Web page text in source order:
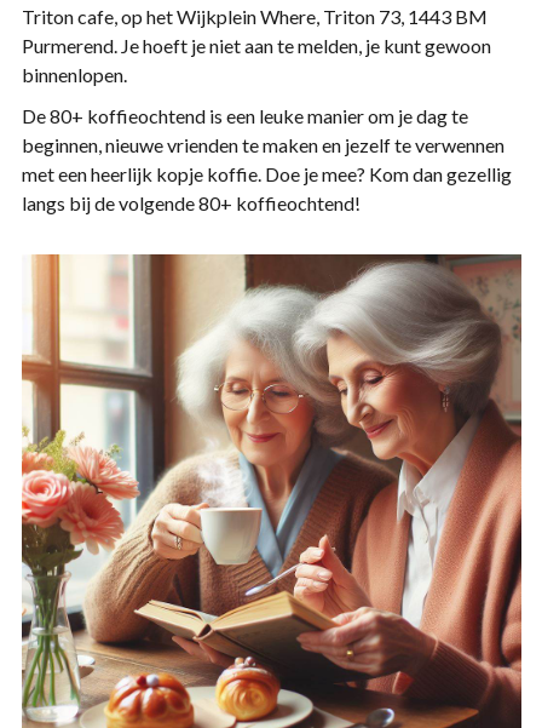
Triton cafe, op het Wijkplein Where, Triton 73, 1443 BM
Purmerend. Je hoeft je niet aan te melden, je kunt gewoon
binnenlopen.
De 80+ koffieochtend is een leuke manier om je dag te
beginnen, nieuwe vrienden te maken en jezelf te verwennen
met een heerlijk kopje koffie. Doe je mee? Kom dan gezellig
langs bij de volgende 80+ koffieochtend!